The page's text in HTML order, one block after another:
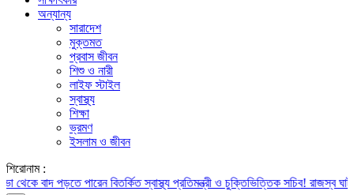
অন্যান্য
সারাদেশ
মুক্তমত
প্রবাস জীবন
শিশু ও নারী
লাইফ স্টাইল
স্বাস্থ্য
শিক্ষা
ভ্রমণ
ইসলাম ও জীবন
শিরোনাম :
পড়তে পারেন বিতর্কিত স্বাস্থ্য প্রতিমন্ত্রী ও চুক্তিভিত্তিক সচিব!রাজস্ব ঘাটতি ৮৮